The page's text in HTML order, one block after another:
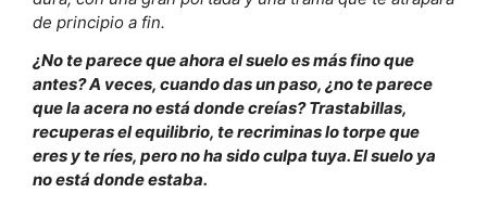
de principio a fin.
¿No te parece que ahora el suelo es más fino que
antes? A veces, cuando das un paso, ¿no te parece
que la acera no está donde creías? Trastabillas,
recuperas el equilibrio, te recriminas lo torpe que
eres y te ríes, pero no ha sido culpa tuya. El suelo ya
no está donde estaba.